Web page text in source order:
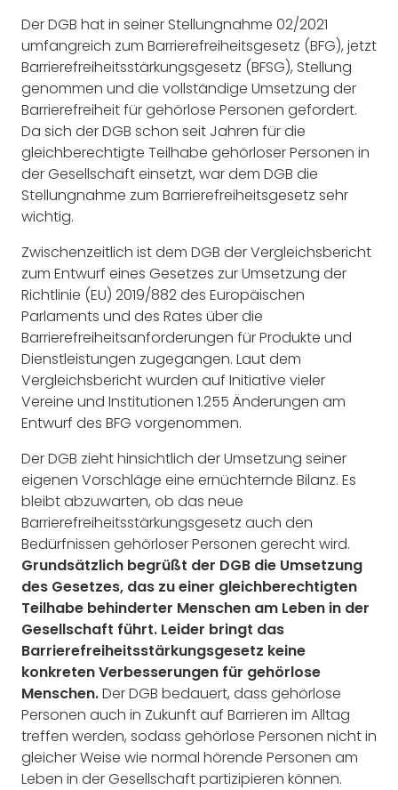
Der DGB hat in seiner Stellungnahme 02/2021
umfangreich zum Barrierefreiheitsgesetz (BFG), jetzt
Barrierefreiheitsstärkungsgesetz (BFSG), Stellung
genommen und die vollständige Umsetzung der
Barrierefreiheit für gehörlose Personen gefordert.
Da sich der DGB schon seit Jahren für die
gleichberechtigte Teilhabe gehörloser Personen in
der Gesellschaft einsetzt, war dem DGB die
Stellungnahme zum Barrierefreiheitsgesetz sehr
wichtig.
Zwischenzeitlich ist dem DGB der Vergleichsbericht
zum Entwurf eines Gesetzes zur Umsetzung der
Richtlinie (EU) 2019/882 des Europäischen
Parlaments und des Rates über die
Barrierefreiheitsanforderungen für Produkte und
Dienstleistungen zugegangen. Laut dem
Vergleichsbericht wurden auf Initiative vieler
Vereine und Institutionen 1.255 Änderungen am
Entwurf des BFG vorgenommen.
Der DGB zieht hinsichtlich der Umsetzung seiner
eigenen Vorschläge eine ernüchternde Bilanz. Es
bleibt abzuwarten, ob das neue
Barrierefreiheitsstärkungsgesetz auch den
Bedürfnissen gehörloser Personen gerecht wird.
Grundsätzlich begrüßt der DGB die Umsetzung
des Gesetzes, das zu einer gleichberechtigten
Teilhabe behinderter Menschen am Leben in der
Gesellschaft führt. Leider bringt das
Barrierefreiheitsstärkungsgesetz keine
konkreten Verbesserungen für gehörlose
Menschen.Der DGB bedauert, dass gehörlose
Personen auch in Zukunft auf Barrieren im Alltag
treffen werden, sodass gehörlose Personen nicht in
gleicher Weise wie normal hörende Personen am
Leben in der Gesellschaft partizipieren können.